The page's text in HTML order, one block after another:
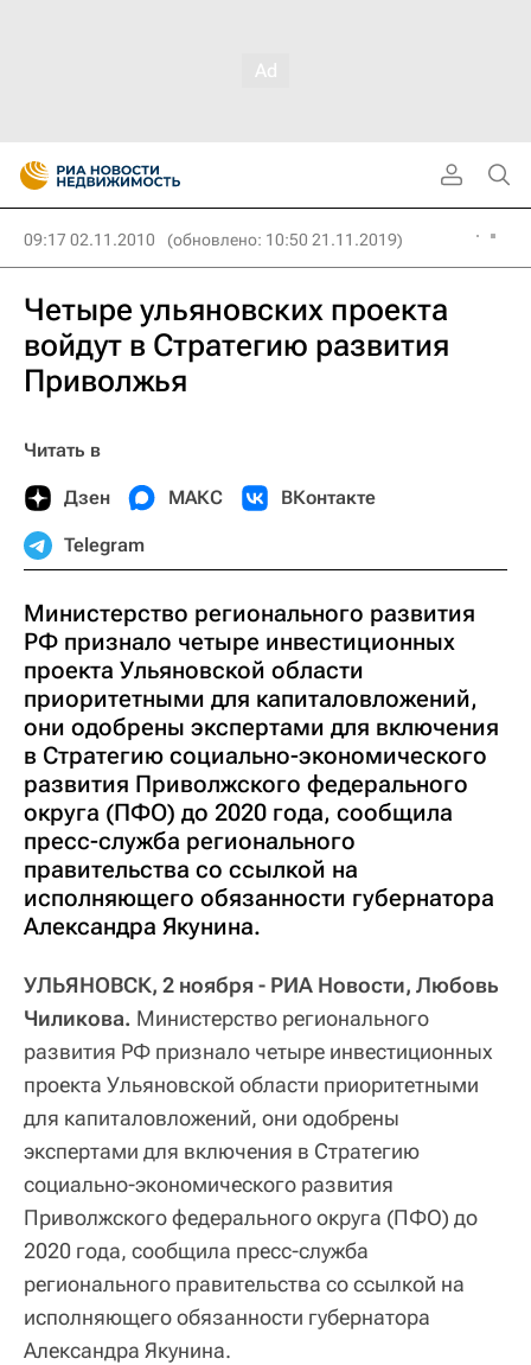
09:17 02.11.2010 (обновлено: 10:50 21.11.2019)
Четыре ульяновских проекта
войдут в Стратегию развития
Приволжья
Читать в
Дзен МАКС ВКонтакте
Telegram
Министерство регионального развития
РФ признало четыре инвестиционных
проекта Ульяновской области
приоритетными для капиталовложений,
они одобрены экспертами для включения
в Стратегию социально-экономического
развития Приволжского федерального
округа (ПФО) до 2020 года, сообщила
пресс-служба регионального
правительства со ссылкой на
исполняющего обязанности губернатора
Александра Якунина.
УЛЬЯНОВСК, 2 ноября - РИА Новости, Любовь
Чиликова. Министерство регионального
развития РФ признало четыре инвестиционных
проекта Ульяновской области приоритетными
для капиталовложений, они одобрены
экспертами для включения в Стратегию
социально-экономического развития
Приволжского федерального округа (ПФО) до
2020 года, сообщила пресс-служба
регионального правительства со ссылкой на
исполняющего обязанности губернатора
Александра Якунина.